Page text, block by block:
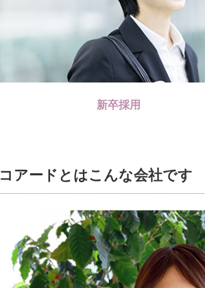
新卒採用
コアードとはこんな会社です